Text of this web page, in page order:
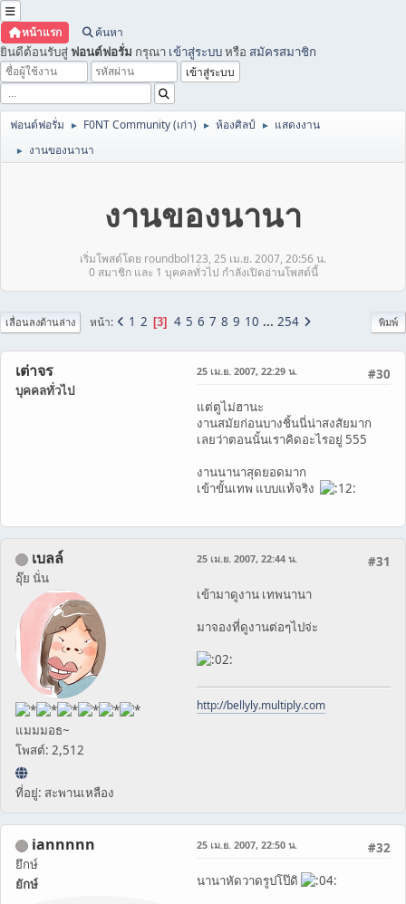
หน้าแรก ค้นหา
ยินดีต้อนรับสู่ ฟอนต์ฟอรั่ม กรุณา เข้าสู่ระบบหรือ สมัครสมาชิก
ฟอนต์ฟอรั่ม ► F0NT Community (เก่า) ► ห้องศิลป์ ► แสดงงาน
► งานของนานา
งานของนานา
เริ่มโพสต์โดย roundbol123, 25 เม.ย. 2007, 20:56 น.
0 สมาชิก และ 1 บุคคลทั่วไป กำลังเปิดอ่านโพสต์นี้
พิมพ์
เลื่อนลงด้านล่าง หน้า 1 2 3 4 5 6 7 8 9 10 ... 254
เต่าจร
บุคคลทั่วไป
#30
25 เม.ย. 2007, 22:29 น.
แต่ตูไม่ฮานะ
งานสมัยก่อนบางชิ้นนี่น่าสงสัยมาก
เลยว่าตอนนั้นเราคิดอะไรอยู่ 555
งานนานาสุดยอดมาก
เข้าขั้นเทพ แบบแท้จริง
เบลล์
อุ๊ย นั่น
แมมมอธ~
โพสต์: 2,512
ที่อยู่: สะพานเหลือง
#31
25 เม.ย. 2007, 22:44 น.
เข้ามาดูงาน เทพนานา
มาจองที่ดูงานต่อๆไปจ่ะ
http://bellyly.multiply.com
iannnnn
ยึกษ์
ยักษ์
#32
25 เม.ย. 2007, 22:50 น.
นานาหัดวาดรูปโป๊ดิ